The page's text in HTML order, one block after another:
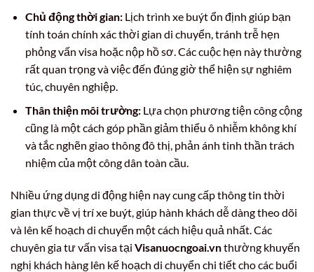
Chủ động thời gian:Lịch trình xe buýt ổn định giúp bạn
tính toán chính xác thời gian di chuyển, tránh trễ hẹn
phỏng vấn visa hoặc nộp hồ sơ. Các cuộc hẹn này thường
rất quan trọng và việc đến đúng giờ thể hiện sự nghiêm
túc, chuyên nghiệp.
Thân thiện môi trường:Lựa chọn phương tiện công cộng
cũng là một cách góp phần giảm thiểu ô nhiễm không khí
và tắc nghẽn giao thông đô thị, phản ánh tinh thần trách
nhiệm của một công dân toàn cầu.
Nhiều ứng dụng di động hiện nay cung cấp thông tin thời
gian thực về vị trí xe buýt, giúp hành khách dễ dàng theo dõi
và lên kế hoạch di chuyển một cách hiệu quả nhất. Các
chuyên gia tư vấn visa tại Visanuocngoai.vnthường khuyến
nghị khách hàng lên kế hoạch di chuyển chi tiết cho các buổi